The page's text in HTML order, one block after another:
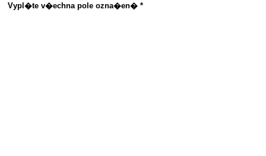
Vypl�te v�echna pole ozna�en� *